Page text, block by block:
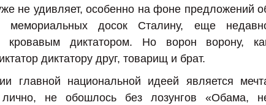
не удивляет, особенно на фоне предложений
мемориальных досок Сталину, еще
кровавым диктатором. Но ворон ворону,
диктатору друг, товарищ и брат.
главной национальной идеей является
не обошлось без лозунгов «Обама,